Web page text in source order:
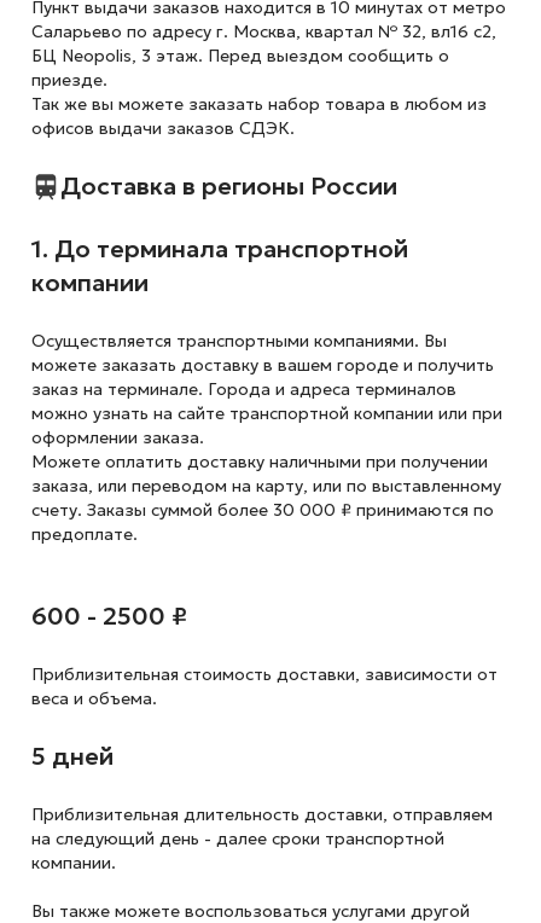
Пункт выдачи заказов находится в 10 минутах от метро
Саларьево по адресу г. Москва, квартал № 32, вл16 с2,
БЦ Neopolis, 3 этаж. Перед выездом сообщить о
приезде.
Так же вы можете заказать набор товара в любом из
офисов выдачи заказов СДЭК.
Доставка в регионы России
1. До терминала транспортной
компании
Осуществляется транспортными компаниями. Вы
можете заказать доставку в вашем городе и получить
заказ на терминале. Города и адреса терминалов
можно узнать на сайте транспортной компании или при
оформлении заказа.
Можете оплатить доставку наличными при получении
заказа, или переводом на карту, или по выставленному
счету. Заказы суммой более 30 000 ₽ принимаются по
предоплате.
600 - 2500 ₽
Приблизительная стоимость доставки, зависимости от
веса и объема.
5 дней
Приблизительная длительность доставки, отправляем
на следующий день - далее сроки транспортной
компании.
Вы также можете воспользоваться услугами другой